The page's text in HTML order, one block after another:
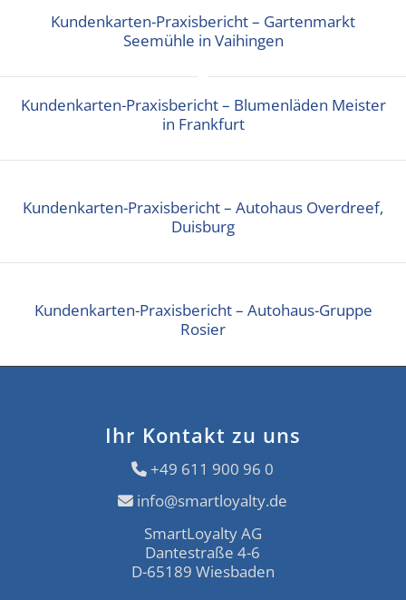
Kundenkarten-Praxisbericht – Gartenmarkt
Seemühle in Vaihingen
Kundenkarten-Praxisbericht – Blumenläden Meister
in Frankfurt
Kundenkarten-Praxisbericht – Autohaus Overdreef,
Duisburg
Kundenkarten-Praxisbericht – Autohaus-Gruppe
Rosier
Ihr Kontakt zu uns
+49 611 900 96 0
info@smartloyalty.de
SmartLoyalty AG
Dantestraße 4-6
D-65189 Wiesbaden